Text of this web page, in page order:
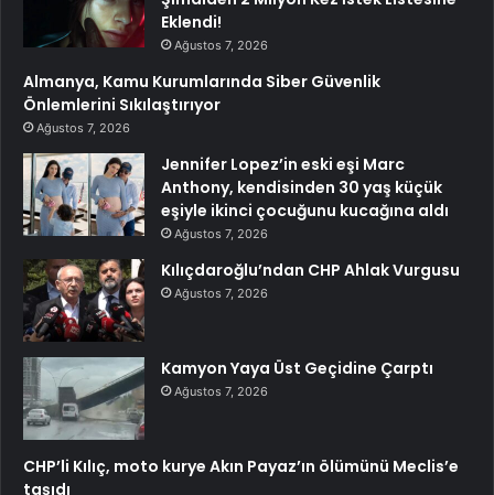
Eklendi!
Ağustos 7, 2026
Almanya, Kamu Kurumlarında Siber Güvenlik
Önlemlerini Sıkılaştırıyor
Ağustos 7, 2026
Jennifer Lopez’in eski eşi Marc
Anthony, kendisinden 30 yaş küçük
eşiyle ikinci çocuğunu kucağına aldı
Ağustos 7, 2026
Kılıçdaroğlu’ndan CHP Ahlak Vurgusu
Ağustos 7, 2026
Kamyon Yaya Üst Geçidine Çarptı
Ağustos 7, 2026
CHP’li Kılıç, moto kurye Akın Payaz’ın ölümünü Meclis’e
taşıdı